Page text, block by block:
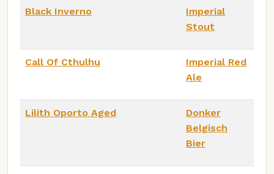
Black Inverno
Imperial
Stout
Call Of Cthulhu
Imperial Red
Ale
Lilith Oporto Aged
Donker
Belgisch
Bier